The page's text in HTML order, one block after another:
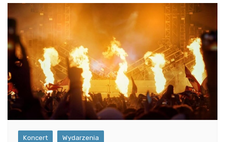
Koncert Wydarzenia